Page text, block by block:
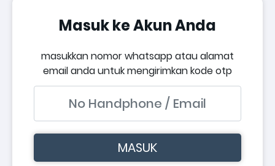
Masuk ke Akun Anda
masukkan nomor whatsapp atau alamat
email anda untuk mengirimkan kode otp
MASUK